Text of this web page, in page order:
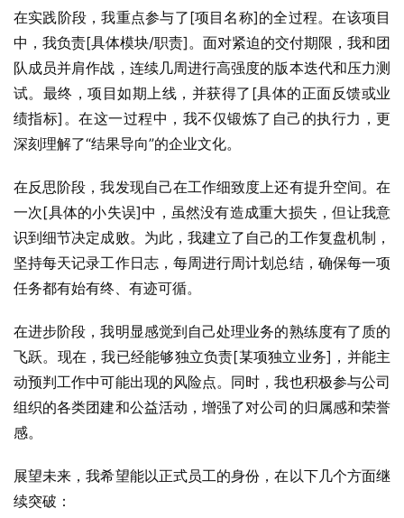
在实践阶段，我重点参与了[项目名称]的全过程。在该项目
中，我负责[具体模块/职责]。面对紧迫的交付期限，我和团
队成员并肩作战，连续几周进行高强度的版本迭代和压力测
试。最终，项目如期上线，并获得了[具体的正面反馈或业
绩指标]。在这一过程中，我不仅锻炼了自己的执行力，更
深刻理解了“结果导向”的企业文化。
在反思阶段，我发现自己在工作细致度上还有提升空间。在
一次[具体的小失误]中，虽然没有造成重大损失，但让我意
识到细节决定成败。为此，我建立了自己的工作复盘机制，
坚持每天记录工作日志，每周进行周计划总结，确保每一项
任务都有始有终、有迹可循。
在进步阶段，我明显感觉到自己处理业务的熟练度有了质的
飞跃。现在，我已经能够独立负责[某项独立业务]，并能主
动预判工作中可能出现的风险点。同时，我也积极参与公司
组织的各类团建和公益活动，增强了对公司的归属感和荣誉
感。
展望未来，我希望能以正式员工的身份，在以下几个方面继
续突破：